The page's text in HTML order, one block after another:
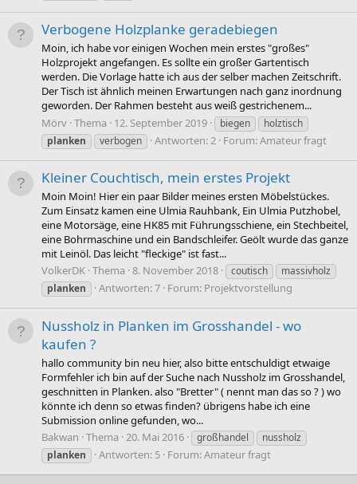
Verbogene Holzplanke geradebiegen
Moin, ich habe vor einigen Wochen mein erstes "großes"
Holzprojekt angefangen. Es sollte ein großer Gartentisch
werden. Die Vorlage hatte ich aus der selber machen Zeitschrift.
Der Tisch ist ähnlich meinen Erwartungen nach ganz inordnung
geworden. Der Rahmen besteht aus weiß gestrichenem...
Mörv Thema 12. September 2019 biegen
holztisch
planken
verbogen Antworten: 2 Forum:Amateur fragt
Kleiner Couchtisch, mein erstes Projekt
Moin Moin! Hier ein paar Bilder meines ersten Möbelstückes.
Zum Einsatz kamen eine Ulmia Rauhbank, Ein Ulmia Putzhobel,
eine Motorsäge, eine HK85 mit Führungsschiene, ein Stechbeitel,
eine Bohrmaschine und ein Bandschleifer. Geölt wurde das ganze
mit Leinöl. Das leicht "fleckige" ist fast...
VolkerDK Thema 8. November 2018 coutisch
massivholz
planken
Antworten: 7 Forum: Projektvorstellung
Nussholz in Planken im Grosshandel - wo
kaufen ?
hallo community bin neu hier, also bitte entschuldigt etwaige
Formfehler ich bin auf der Suche nach Nussholz im Grosshandel,
geschnitten in Planken. also "Bretter" ( nennt man das so ? ) wo
könnte ich denn so etwas finden? übrigens habe ich eine
Submission online gefunden, wo...
Bakwan Thema 20. Mai 2016 großhandel
nussholz
planken
Antworten: 5 Forum:Amateur fragt